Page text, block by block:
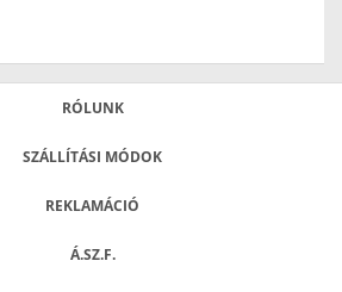
RÓLUNK
SZÁLLÍTÁSI MÓDOK
REKLAMÁCIÓ
Á.SZ.F.